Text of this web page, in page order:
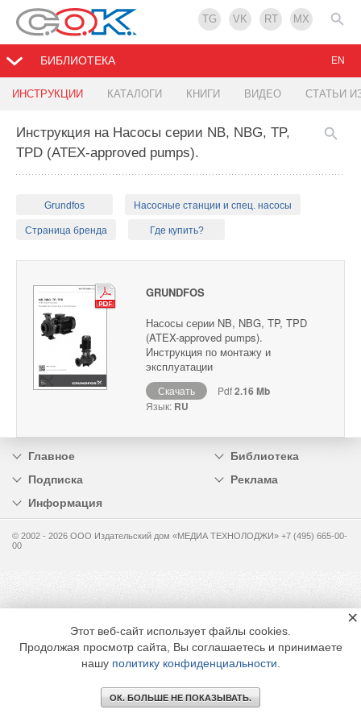
TG VK RT MX
БИБЛИОТЕКА
ИНСТРУКЦИИ КАТАЛОГИ КНИГИ ВИДЕО СТАТЬИ
EN
Инструкция на Насосы серии NB, NBG, TP,
TPD (ATEX-approved pumps).
Grundfos Насосные станции и спец. насосы
Страница бренда Где купить?
GRUNDFOS
Насосы серии NB, NBG, TP, TPD
(ATEX-approved pumps).
Инструкция по монтажу и
эксплуатации
Скачать Pdf2.16 Mb
Язык: RU
Главное
Библиотека
Подписка
Реклама
Информация
© 2002 - 2026 OOO Издательский дом «МЕДИА ТЕХНОЛОДЖИ» +7 (495) 665-00-
00
Этот веб-сайт использует файлы cookies.
Продолжая просмотр сайта, Вы соглашаетесь и принимаете
нашу политику конфиденциальности
ОК. БОЛЬШЕ НЕ ПОКАЗЫВАТЬ.
×